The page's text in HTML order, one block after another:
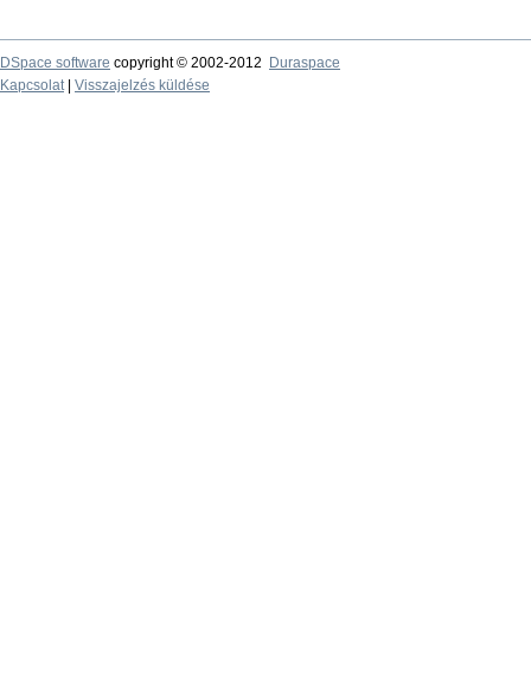
DSpace software copyright © 2002-2012
Duraspace
Kapcsolat| Visszajelzés küldése